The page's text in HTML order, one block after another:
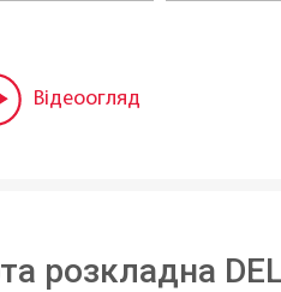
Відеоогляд
розкладна